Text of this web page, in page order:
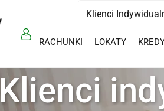
Klienci
RACHUNKI LOKATY
Klienci